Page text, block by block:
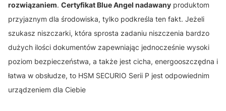
rozwiązaniem. Certyfikat Blue Angel nadawany produktom
przyjaznym dla środowiska, tylko podkreśla ten fakt. Jeżeli
szukasz niszczarki, która sprosta zadaniu niszczenia bardzo
dużych ilości dokumentów zapewniając jednocześnie wysoki
poziom bezpieczeństwa, a także jest cicha, energooszczędna i
łatwa w obsłudze, to HSM SECURIO Serii P jest odpowiednim
urządzeniem dla Ciebie